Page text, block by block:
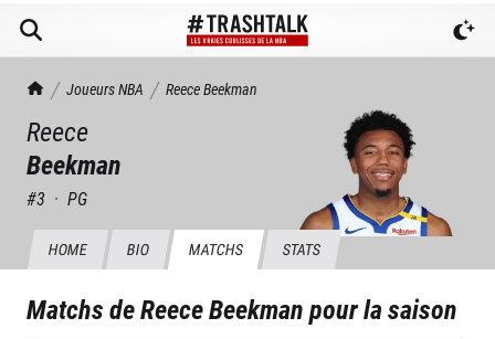
TrashTalk Actu NBA
Joueurs NBA ReeceBeekman
Reece
Beekman
#3 · PG
HOME BIO MATCHS STATS
Matchs deReece Beekmanpour la saison